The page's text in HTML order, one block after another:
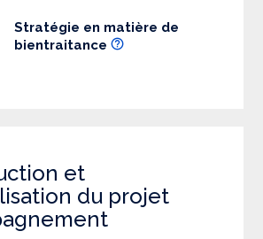
Stratégie en matière de
bientraitance
et
du projet